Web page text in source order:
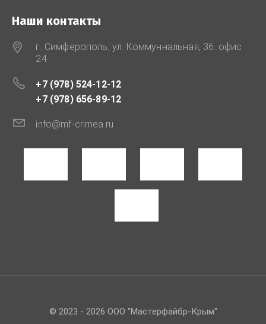
Наши контакты
г. Симферополь, ул. Коммуннальная, 36. офис
24
+7 (978) 524-12-12
+7 (978) 656-89-12
info@mf-crimea.ru
© 2023 - 2026 ООО "Мастерфайбр-Крым"